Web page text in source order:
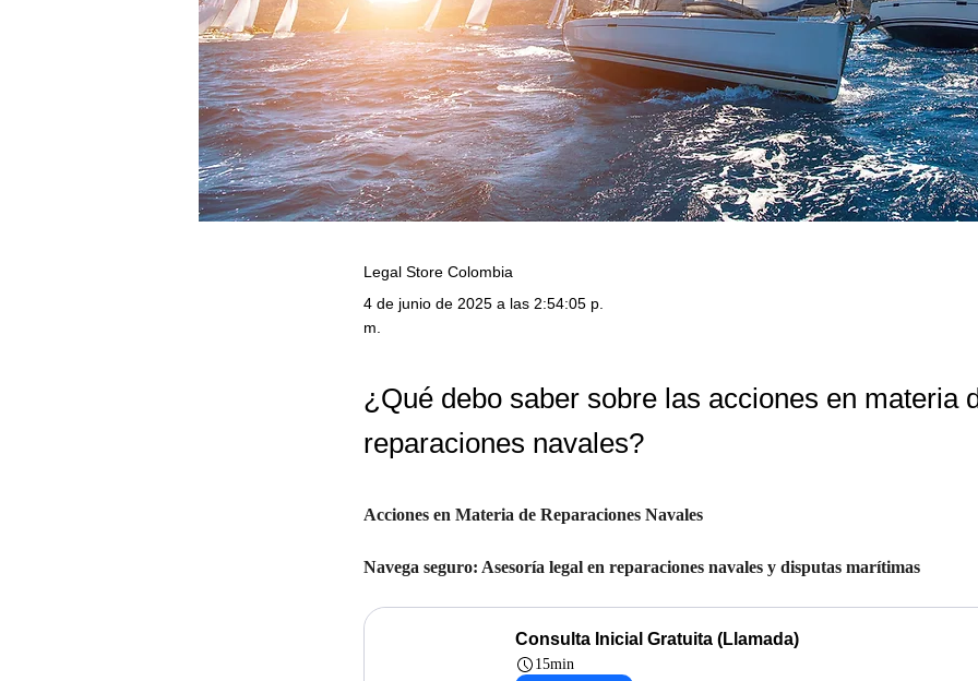
Legal Store Colombia
4 de junio de 2025 a las 2:54:05 p.
m.
¿Qué debo saber sobre las acciones en materia
reparaciones navales?
Acciones en Materia de Reparaciones Navales
Navega seguro: Asesoría legal en reparaciones navales y disputas marítimas
Consulta Inicial Gratuita (Llamada)
15min